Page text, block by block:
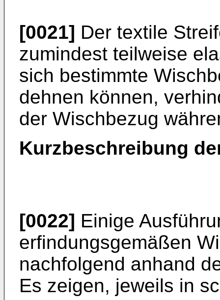
[0021] Der textile
zumindest teilweise
sich bestimmte
dehnen können,
der Wischbezug
Kurzbeschreibung
[0022] Einige
erfindungsgemäßen
nachfolgend anhand
Es zeigen, jeweils in